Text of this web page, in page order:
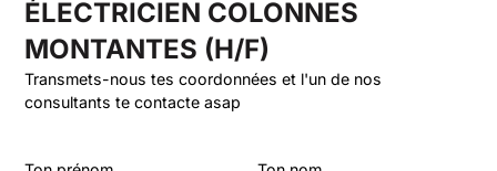
ÉLECTRICIEN COLONNES
MONTANTES (H/F)
Transmets-nous tes coordonnées et l'un de nos
consultants te contacte asap